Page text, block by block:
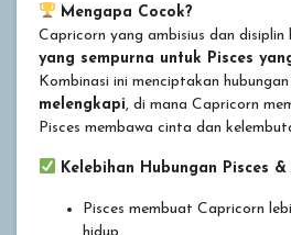
Mengapa Cocok?
Capricorn yang ambisius dan disiplin
yang sempurna untuk Pisces
Kombinasi ini menciptakan
melengkapi, di mana Capricorn
Pisces membawa cinta dan
Kelebihan Hubungan Pisces
Pisces membuat Capricorn